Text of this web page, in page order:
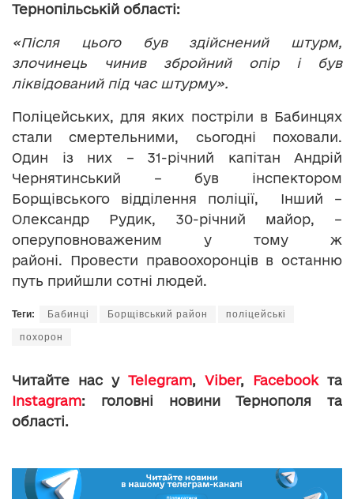
Тернопільській області:
«Після цього був здійснений штурм,
злочинець чинив збройний опір і був
ліквідований під час штурму».
Поліцейських, для яких постріли в Бабинцях
стали смертельними, сьогодні поховали.
Один із них – 31-річний капітан Андрій
Чернятинський – був інспектором
Борщівського відділення поліції, Інший –
Олександр Рудик, 30-річний майор, –
оперуповноваженим у тому ж
районі. Провести правоохоронців в останню
путь прийшли сотні людей.
Теги: Бабинці Борщівський район поліцейські
похорон
Читайте нас у Telegram, Viber, Facebookта
Instagram: головні новини Тернополя та
області.